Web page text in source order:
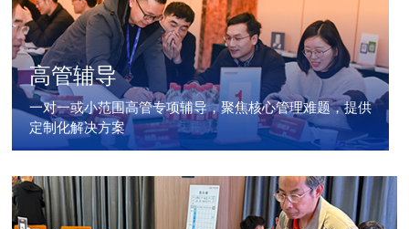
高管辅导
一对一或小范围高管专项辅导，聚焦核心管理难题，提供
定制化解决方案